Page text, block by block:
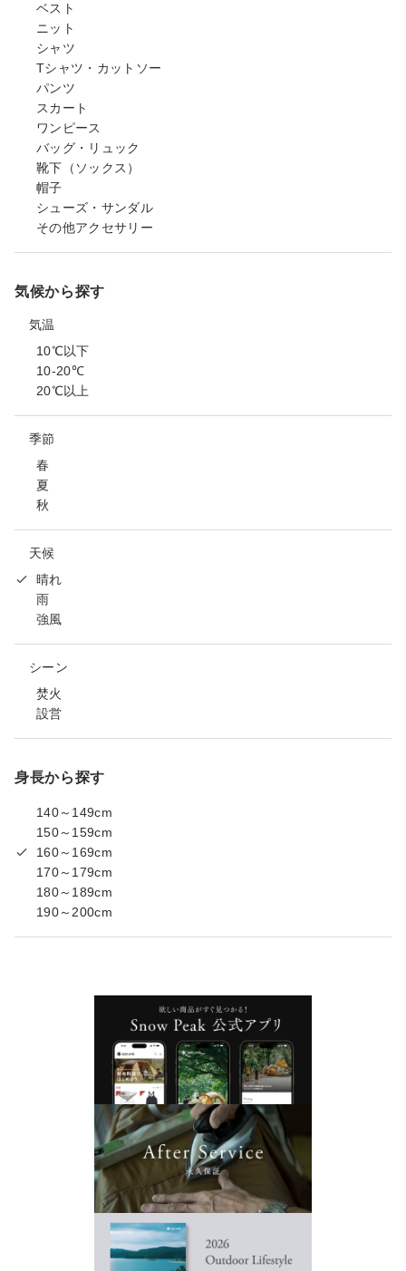
ベスト
ニット
シャツ
Tシャツ・カットソー
パンツ
スカート
ワンピース
バッグ・リュック
靴下（ソックス）
帽子
シューズ・サンダル
その他アクセサリー
気候から探す
気温
10℃以下
10-20℃
20℃以上
季節
春
夏
秋
天候
晴れ
雨
強風
シーン
焚火
設営
身長から探す
140～149cm
150～159cm
160～169cm
170～179cm
180～189cm
190～200cm